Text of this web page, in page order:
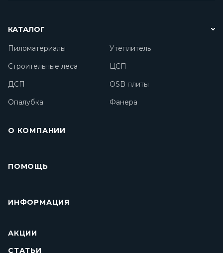
КАТАЛОГ
Пиломатериалы
Утеплитель
Строительные леса
ЦСП
ДСП
OSB плиты
Опалубка
Фанера
О КОМПАНИИ
ПОМОЩЬ
ИНФОРМАЦИЯ
АКЦИИ
СТАТЬИ